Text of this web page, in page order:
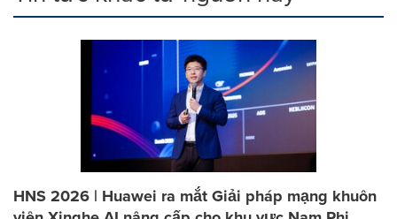
HNS 2026 | Huawei ra mắt Giải pháp mạng khuôn